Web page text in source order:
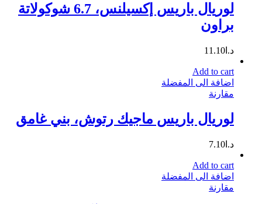
لوريال باريس إكسيلنس، 6.7 شوكولاتة
براون
د.ا 11.10
Add to cart
اضافة الى المفضلة
مقارنة
لوريال باريس ماجيك رتوش، بني غامق
د.ا 7.10
Add to cart
اضافة الى المفضلة
مقارنة